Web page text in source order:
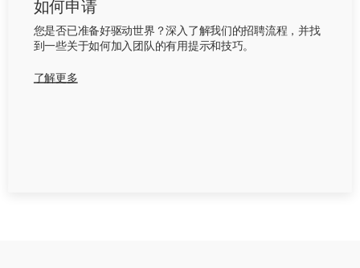
如何申请
您是否已准备好驱动世界？深入了解我们的招聘流程，并找
到一些关于如何加入团队的有用提示和技巧。
了解更多